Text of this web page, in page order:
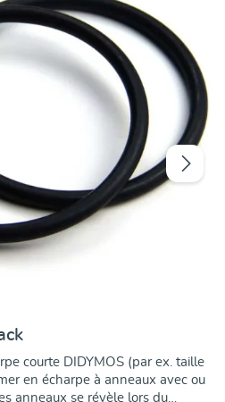
courte DIDYMOS (par ex. taille
en écharpe à anneaux avec ou
anneaux se révèle lors du